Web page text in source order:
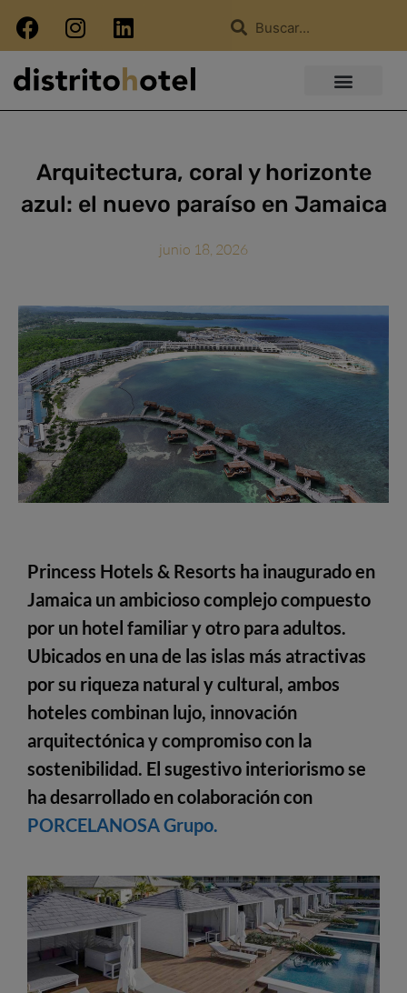
Arquitectura, coral y horizonte
azul: el nuevo paraíso en Jamaica
junio 18, 2026
Princess Hotels & Resorts ha inaugurado en
Jamaica un ambicioso complejo compuesto
por un hotel familiar y otro para adultos.
Ubicados en una de las islas más atractivas
por su riqueza natural y cultural, ambos
hoteles combinan lujo, innovación
arquitectónica y compromiso con la
sostenibilidad. El sugestivo interiorismo se
ha desarrollado en colaboración con
PORCELANOSA Grupo.